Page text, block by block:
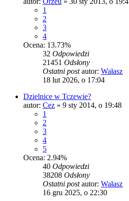
1
2
3
4
Ocena: 13.73%
32 Odpowiedzi
21451 Odsłony
Ostatni postautor: Wałasz
18 lut 2026, o 17:04
Dzielnice w Tczewie?
autor: Cez » 9 sty 2014, o 19:48
1
2
3
4
5
Ocena: 2.94%
40 Odpowiedzi
38208 Odsłony
Ostatni postautor: Wałasz
16 gru 2025, o 22:30